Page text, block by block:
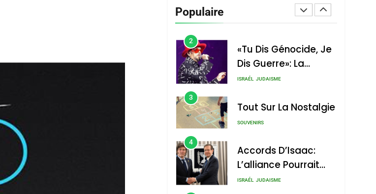
Populaire
Dis Guerre»: La
3
Tout Sur La Nostalgie
SOUVENIRS
4
L’alliance Pourrait
S’étendre À 13 Pays
ISRAÉL JUDAISME
5
2025, L’année La Plus
Meurtrière Selon Le
Rapport D’ADL
FRANCE ISRAÉL